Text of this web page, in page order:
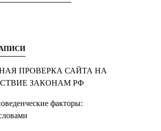
ПРОВЕРКА САЙТА НА
ЗАКОНАМ РФ
факторы: